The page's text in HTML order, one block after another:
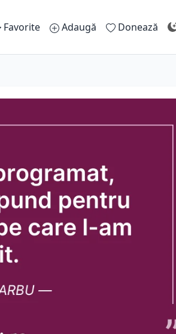
Favorite Adaugă Donează